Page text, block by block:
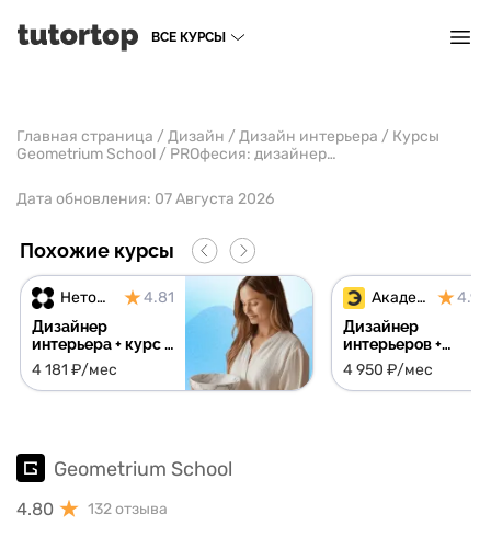
ВСЕ КУРСЫ
Главная страница /Дизайн /Дизайн интерьера / Курсы
Geometrium School / PROфесия: дизайнер-визуализатор
Дата обновления: 07 Августа 2026
Похожие курсы
Нетология 4.81
Дизайнер
интерьера + курс в
подарок
4 181 ₽/мес
Академия Эдюсон 4.91
Дизайнер
интерьеров +
библиотеки
поставщиков,
материалов и
4 950 ₽/мес
Geometrium School
4.80 132 отзыва